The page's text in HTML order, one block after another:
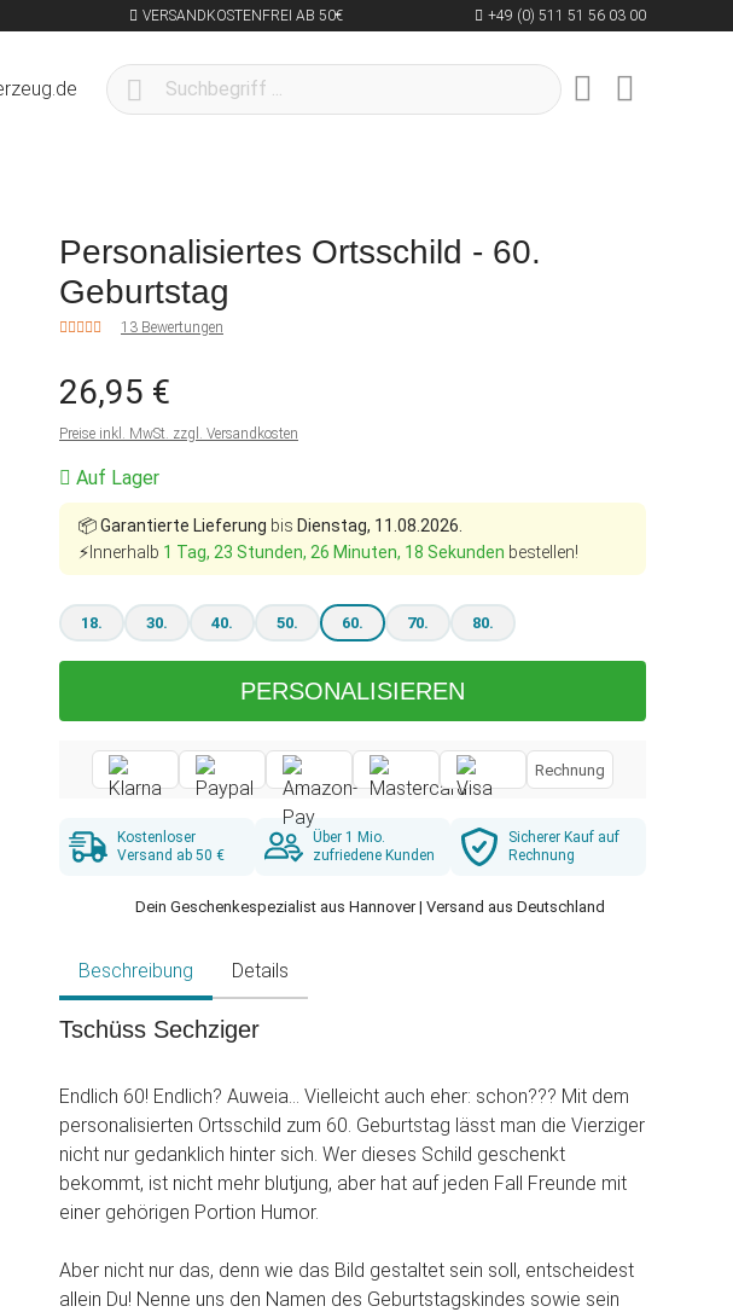
VERSANDKOSTENFREI AB 50€ +49 (0) 511 51 56 03 00
Personalisiertes Ortsschild - 60.
Geburtstag
13 Bewertungen
26,95 €
Preise inkl. MwSt. zzgl. Versandkosten
Auf Lager
📦Garantierte Lieferung bis Dienstag, 11.08.2026.
⚡Innerhalb 1 Tag, 23 Stunden, 26 Minuten, 17 Sekunden bestellen!
18. 30. 40. 50. 60. 70. 80.
PERSONALISIEREN
Rechnung
Kostenloser
Versand ab 50 €
Über 1 Mio.
zufriedene Kunden
Sicherer Kauf auf
Rechnung
Dein Geschenkespezialist aus Hannover | Versand aus Deutschland
Beschreibung Details
Tschüss Sechziger
Endlich 60! Endlich? Auweia… Vielleicht auch eher: schon??? Mit dem
personalisierten Ortsschild zum 60. Geburtstag lässt man die Vierziger
nicht nur gedanklich hinter sich. Wer dieses Schild geschenkt
bekommt, ist nicht mehr blutjung, aber hat auf jeden Fall Freunde mit
einer gehörigen Portion Humor.
Aber nicht nur das, denn wie das Bild gestaltet sein soll, entscheidest
allein Du! Nenne uns den Namen des Geburtstagskindes sowie sein